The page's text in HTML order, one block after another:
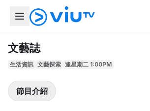
文藝誌
生活資訊 文藝探索 逢星期二 1:00PM
節目介紹